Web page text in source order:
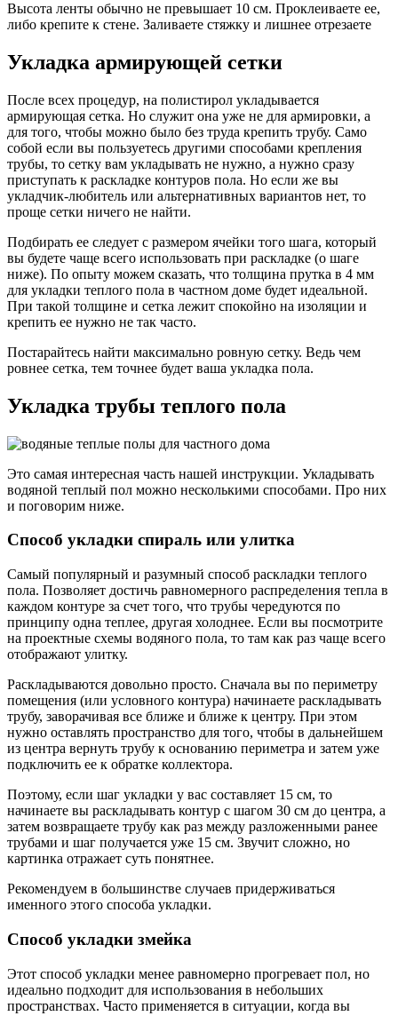
Высота ленты обычно не превышает 10 см. Проклеиваете ее,
либо крепите к стене. Заливаете стяжку и лишнее отрезаете
Укладка армирующей сетки
После всех процедур, на полистирол укладывается
армирующая сетка. Но служит она уже не для армировки, а
для того, чтобы можно было без труда крепить трубу. Само
собой если вы пользуетесь другими способами крепления
трубы, то сетку вам укладывать не нужно, а нужно сразу
приступать к раскладке контуров пола. Но если же вы
укладчик-любитель или альтернативных вариантов нет, то
проще сетки ничего не найти.
Подбирать ее следует с размером ячейки того шага, который
вы будете чаще всего использовать при раскладке (о шаге
ниже). По опыту можем сказать, что толщина прутка в 4 мм
для укладки теплого пола в частном доме будет идеальной.
При такой толщине и сетка лежит спокойно на изоляции и
крепить ее нужно не так часто.
Постарайтесь найти максимально ровную сетку. Ведь чем
ровнее сетка, тем точнее будет ваша укладка пола.
Укладка трубы теплого пола
Это самая интересная часть нашей инструкции. Укладывать
водяной теплый пол можно несколькими способами. Про них
и поговорим ниже.
Способ укладки спираль или улитка
Самый популярный и разумный способ раскладки теплого
пола. Позволяет достичь равномерного распределения тепла в
каждом контуре за счет того, что трубы чередуются по
принципу одна теплее, другая холоднее. Если вы посмотрите
на проектные схемы водяного пола, то там как раз чаще всего
отображают улитку.
Раскладываются довольно просто. Сначала вы по периметру
помещения (или условного контура) начинаете раскладывать
трубу, заворачивая все ближе и ближе к центру. При этом
нужно оставлять пространство для того, чтобы в дальнейшем
из центра вернуть трубу к основанию периметра и затем уже
подключить ее к обратке коллектора.
Поэтому, если шаг укладки у вас составляет 15 см, то
начинаете вы раскладывать контур с шагом 30 см до центра, а
затем возвращаете трубу как раз между разложенными ранее
трубами и шаг получается уже 15 см. Звучит сложно, но
картинка отражает суть понятнее.
Рекомендуем в большинстве случаев придерживаться
именного этого способа укладки.
Способ укладки змейка
Этот способ укладки менее равномерно прогревает пол, но
идеально подходит для использования в небольших
пространствах. Часто применяется в ситуации, когда вы